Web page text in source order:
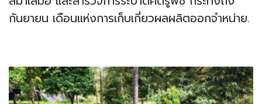
กันยายน เดือนแห่งการเก็บเกี่ยวผลผลิตออกจำหน่าย.